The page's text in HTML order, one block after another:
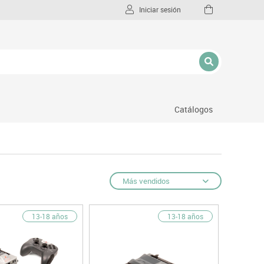
Iniciar sesión
Catálogos
Más vendidos
13-18 años 13-18 años